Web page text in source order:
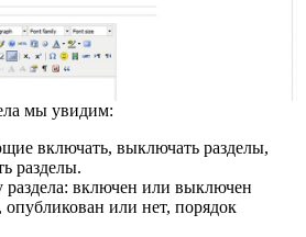
мы увидим:
включать, выключать разделы,
разделы.
раздела: включен или выключен
опубликован или нет, порядок